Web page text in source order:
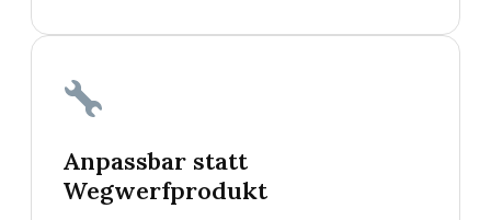
Anpassbar statt
Wegwerfprodukt